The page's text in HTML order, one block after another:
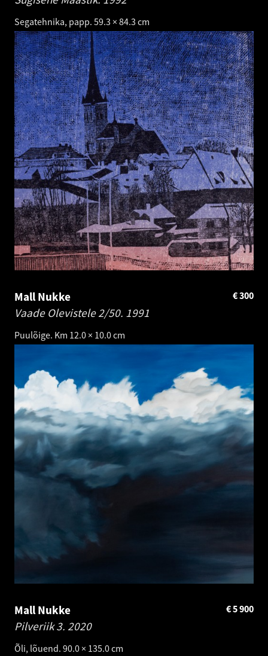
Segatehnika, papp. 59.3 × 84.3 cm
Mall Nukke
Vaade Olevistele 2/50. 1991
Puulõige. Km 12.0 × 10.0 cm
300
€
Mall Nukke
Pilveriik 3. 2020
Õli, lõuend. 90.0 × 135.0 cm
5 900
€